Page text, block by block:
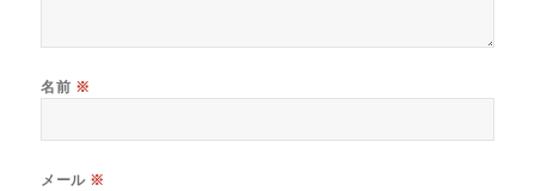
名前 ※
メール ※